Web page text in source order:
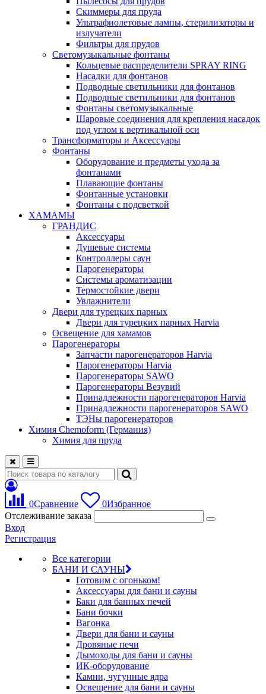
Скиммеры для пруда
Ультрафиолетовые лампы, стерилизаторы и
излучатели
Фильтры для прудов
Светомузыкальные фонтаны
Кольцевые распределители SPRAY RING
Насадки для фонтанов
Подводные светильники для фонтанов
Подводные светильники для фонтанов
Фонтаны светомузыкальные
Шаровые соединения для крепления насадок
под углом к вертикальной оси
Трансформаторы и Аксессуары
Фонтаны
Оборудование и предметы ухода за
фонтанами
Плавающие фонтаны
Фонтанные установки
Фонтаны с подсветкой
ХАМАМЫ
ГРАНДИС
Аксессуары
Душевые системы
Контроллеры саун
Парогенераторы
Системы ароматизации
Термостойкие двери
Увлажнители
Двери для турецких парных
Двери для турецких парных Harvia
Освещение для хамамов
Парогенераторы
Запчасти парогенераторов Harvia
Парогенераторы Harvia
Парогенераторы SAWO
Парогенераторы Везувий
Принадлежности парогенераторов Harvia
Принадлежности парогенераторов SAWO
ТЭНы парогенераторов
Химия Chemoform (Германия)
Химия для пруда
0Сравнение 0Избранное
Отслеживание заказа
Вход
Регистрация
Все категории
БАНИ И САУНЫ
Готовим с огоньком!
Аксессуары для бани и сауны
Баки для банных печей
Бани бочки
Вагонка
Двери для бани и сауны
Дровяные печи
Дымоходы для бани и сауны
ИК-оборудование
Камни, чугунные ядра
Освещение для бани и сауны